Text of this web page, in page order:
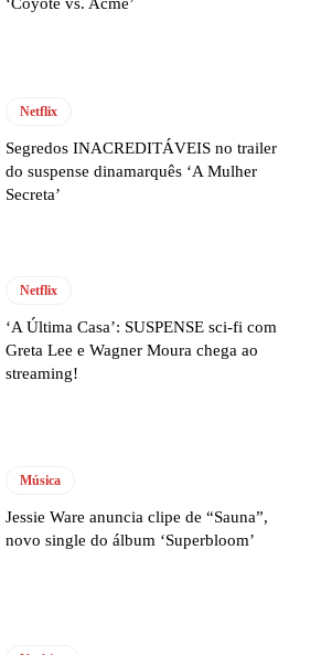
‘Coyote vs. Acme’
Netflix
Segredos INACREDITÁVEIS no trailer
do suspense dinamarquês ‘A Mulher
Secreta’
Netflix
‘A Última Casa’: SUSPENSE sci-fi com
Greta Lee e Wagner Moura chega ao
streaming!
Música
Jessie Ware anuncia clipe de “Sauna”,
novo single do álbum ‘Superbloom’